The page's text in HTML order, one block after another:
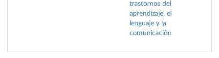
trastornos del
aprendizaje, el
lenguaje y la
comunicación